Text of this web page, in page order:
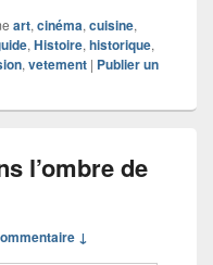
art, cinéma, cuisine,
, Histoire, historique,
, vetement | Publier un
l’ombre de
↓